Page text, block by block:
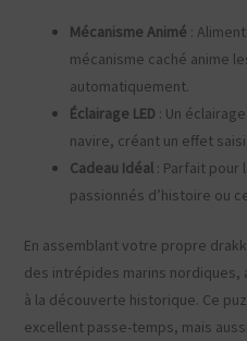
Mécanisme Animé :
mécanisme caché anime
automatiquement.
Éclairage LED : Un
navire, créant un effet
Cadeau Idéal: Parfait pour
passionnés d’histoire ou
En assemblant votre propre
des intrépides marins nordiques,
à la découverte historique. Ce
excellent passe-temps, mais